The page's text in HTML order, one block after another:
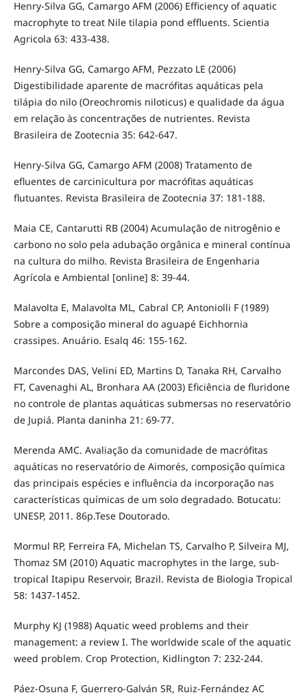
Henry-Silva GG, Camargo AFM (2006) Efficiency of aquatic
macrophyte to treat Nile tilapia pond effluents. Scientia
Agricola 63: 433-438.
Henry-Silva GG, Camargo AFM, Pezzato LE (2006)
Digestibilidade aparente de macrófitas aquáticas pela
tilápia do nilo (Oreochromis niloticus) e qualidade da água
em relação às concentrações de nutrientes. Revista
Brasileira de Zootecnia 35: 642-647.
Henry-Silva GG, Camargo AFM (2008) Tratamento de
efluentes de carcinicultura por macrófitas aquáticas
flutuantes. Revista Brasileira de Zootecnia 37: 181-188.
Maia CE, Cantarutti RB (2004) Acumulação de nitrogênio e
carbono no solo pela adubação orgânica e mineral contínua
na cultura do milho. Revista Brasileira de Engenharia
Agrícola e Ambiental [online] 8: 39-44.
Malavolta E, Malavolta ML, Cabral CP, Antoniolli F (1989)
Sobre a composição mineral do aguapé Eichhornia
crassipes. Anuário. Esalq 46: 155-162.
Marcondes DAS, Velini ED, Martins D, Tanaka RH, Carvalho
FT, Cavenaghi AL, Bronhara AA (2003) Eficiência de fluridone
no controle de plantas aquáticas submersas no reservatório
de Jupiá. Planta daninha 21: 69-77.
Merenda AMC. Avaliação da comunidade de macrófitas
aquáticas no reservatório de Aimorés, composição química
das principais espécies e influência da incorporação nas
características químicas de um solo degradado. Botucatu:
UNESP, 2011. 86p.Tese Doutorado.
Mormul RP, Ferreira FA, Michelan TS, Carvalho P, Silveira MJ,
Thomaz SM (2010) Aquatic macrophytes in the large, sub-
tropical Itapipu Reservoir, Brazil. Revista de Biologia Tropical
58: 1437-1452.
Murphy KJ (1988) Aquatic weed problems and their
management: a review I. The worldwide scale of the aquatic
weed problem. Crop Protection, Kidlington 7: 232-244.
Páez-Osuna F, Guerrero-Galván SR, Ruiz-Fernández AC